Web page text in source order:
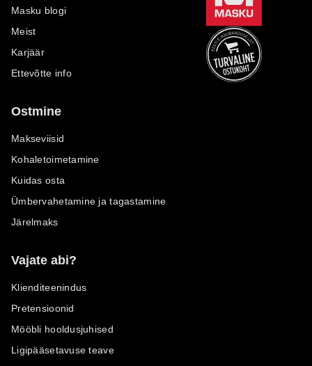
Masku blogi
Meist
Karjäär
Ettevõtte info
Ostmine
Makseviisid
Kohaletoimetamine
Kuidas osta
Ümbervahetamine ja tagastamine
Järelmaks
Vajate abi?
Klienditeenindus
Pretensioonid
Mööbli hooldusjuhised
Ligipääsetavuse teave